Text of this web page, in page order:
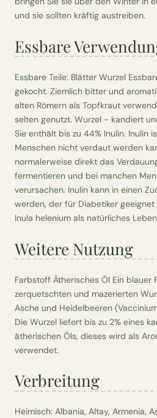
und sie sollten kräftig austreiben.
Essbare
Essbare Teile: Blätter Wurzel
gekocht. Ziemlich bitter und
alten Römern als Topfkraut
selten genutzt. Wurzel - kandiert
Sie enthält bis zu 44% Inulin. Inulin
Menschen nicht verdaut werden
normalerweise direkt das
fermentieren und bei manchen
verursachen. Inulin kann in einen
werden, der für Diabetiker
Inula helenium als natürliches
Weitere Nutzung
Farbstoff Ätherisches Öl Ein
zerquetschten und mazerierten
Asche und Heidelbeeren
Die Wurzel liefert bis zu 2% eines
ätherischen Öls, dieses wird als
verwendet.
Verbreitung
Heimisch: Albania, Altay, Armenia,